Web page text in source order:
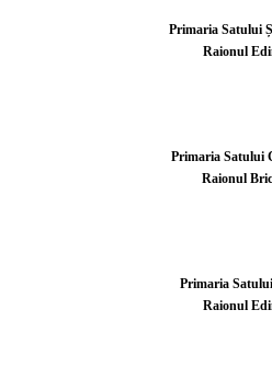
Primaria Satului
Raionul
Primaria Satului
Raionul
Primaria
Raionul